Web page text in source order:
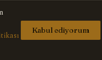
Kabul ediyorum